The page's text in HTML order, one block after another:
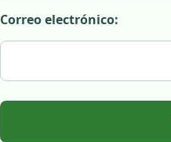
Correo electrónico: